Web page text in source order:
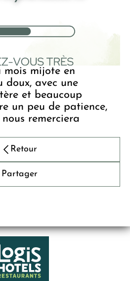
mijote en
doux, avec une
et beaucoup
un peu de patience,
remerciera
Retour
Partager